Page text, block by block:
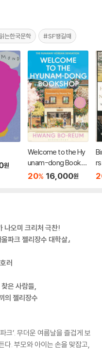
는한국문학 #SF땡길때
원
Welcome to the Hy
unam-dong Booksh
op
20% 16,000원
f
나오미 크리처 극찬!
파크 젤리장수 대학살』
러
은 사람들,
의 젤리장수
크’. 무더운 여름날을 즐겁게 보
다. 부모와 아이는 손을 맞잡고,